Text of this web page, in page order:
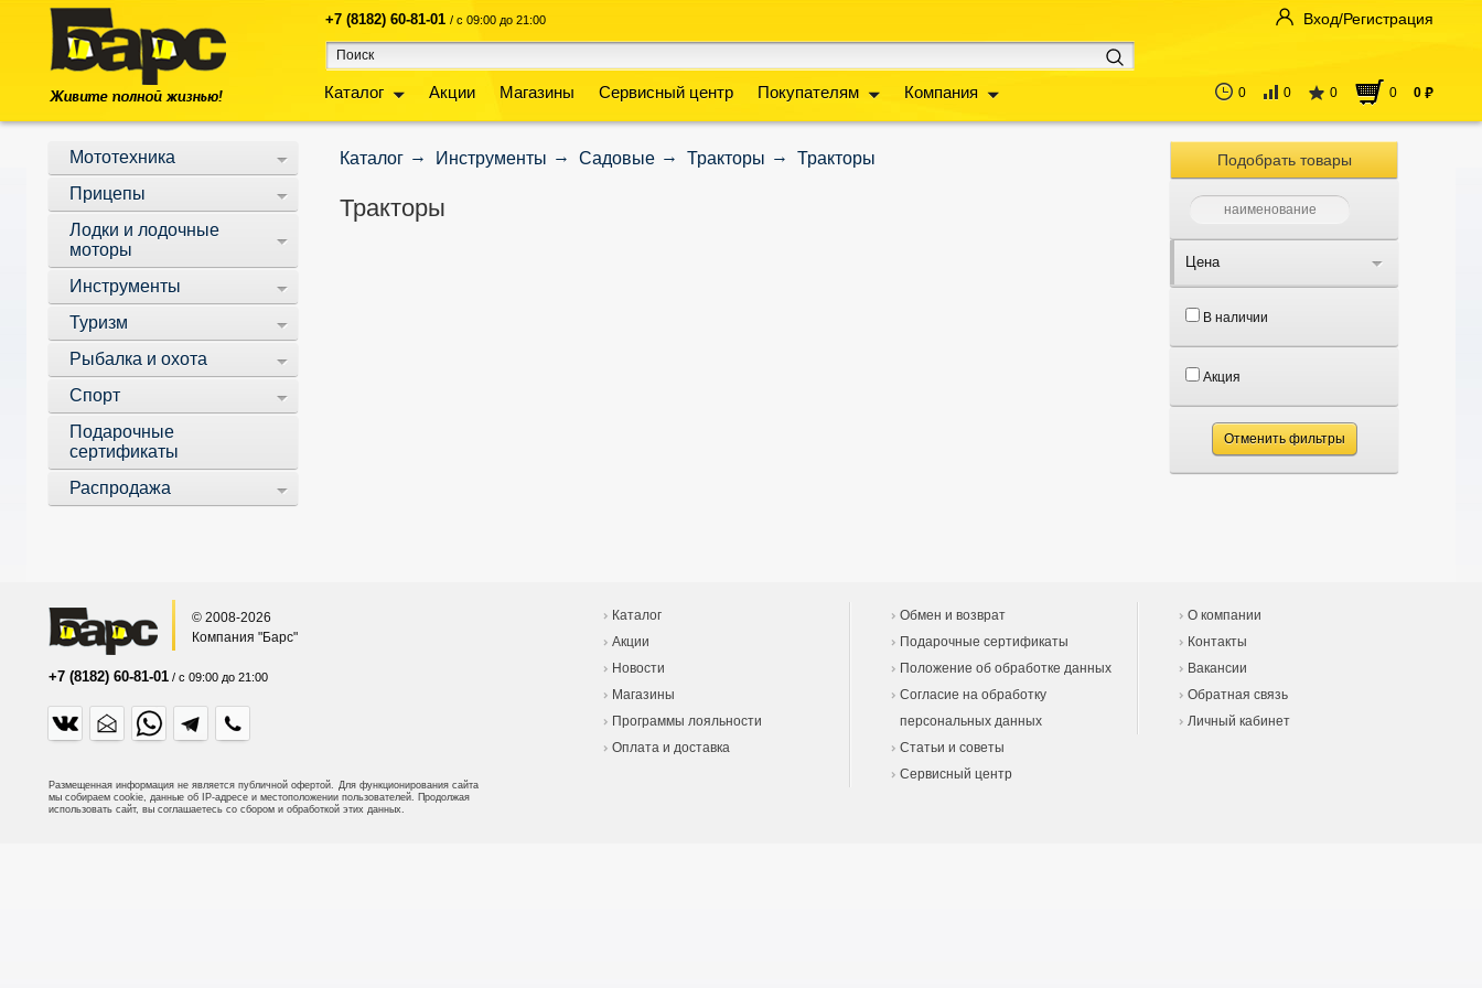
+7 (8182) 60-81-01 / с 09:00 до 21:00
Каталог Акции Магазины Сервисный центр Покупателям Компания
Вход/Регистрация
0 0 0 0 0 руб
Мототехника
Прицепы
Лодки и лодочные
моторы
Инструменты
Туризм
Рыбалка и охота
Спорт
Подарочные
сертификаты
Распродажа
Каталог Инструменты Садовые Тракторы Тракторы
Тракторы
Подобрать товары
Цена
В наличии
Акция
Отменить фильтры
© 2008-2026
Компания "Барс"
+7 (8182) 60-81-01 / с 09:00 до 21:00
Размещенная информация не является публичной офертой. Для функционирования сайта
мы собираем cookie, данные об IP-адресе и местоположении пользователей. Продолжая
использовать сайт, вы соглашаетесь со сбором и обработкой этих данных.
Каталог
Акции
Новости
Магазины
Программы лояльности
Оплата и доставка
Обмен и возврат
Подарочные сертификаты
Положение об обработке данных
Согласие на обработку
персональных данных
Статьи и советы
Сервисный центр
О компании
Контакты
Вакансии
Обратная связь
Личный кабинет